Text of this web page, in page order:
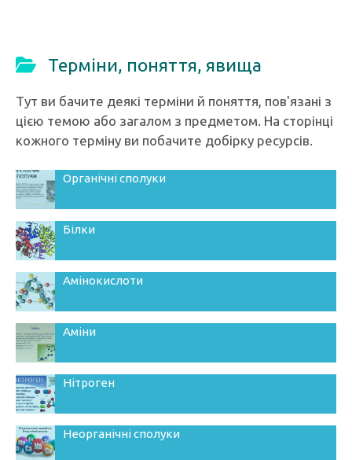
Терміни, поняття, явища
Тут ви бачите деякі терміни й поняття, пов'язані з
цією темою або загалом з предметом. На сторінці
кожного терміну ви побачите добірку ресурсів.
Органічні сполуки
Білки
Амінокислоти
Аміни
Нітроген
Неорганічні сполуки